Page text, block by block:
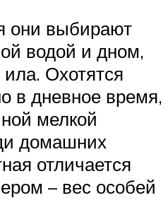
они выбирают
водой и дном,
Охотятся
в дневное время,
мелкой
домашних
отличается
– вес особей